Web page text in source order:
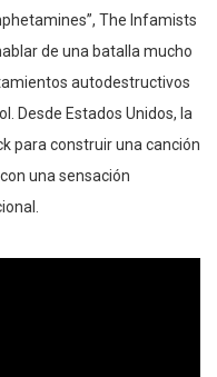
The Infamists
de una batalla mucho
autodestructivos
Desde Estados Unidos, la
para construir una canción
una sensación